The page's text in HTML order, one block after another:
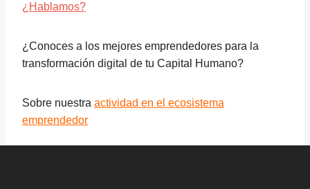
¿Hablamos?
¿Conoces a los mejores emprendedores para la
transformación digital de tu Capital Humano?
Sobre nuestra actividad en el ecosistema
emprendedor